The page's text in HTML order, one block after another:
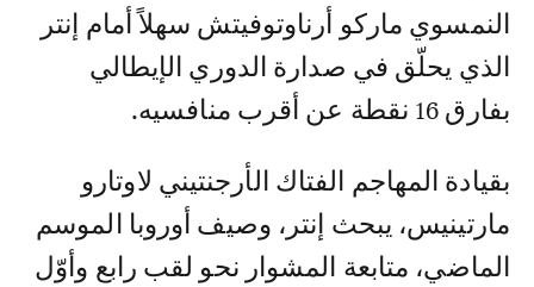
النمسوي ماركو أرناوتوفيتش سهلاً أمام إنتر
الذي يحلّق في صدارة الدوري الإيطالي
بفارق 16 نقطة عن أقرب منافسيه.
بقيادة المهاجم الفتاك الأرجنتيني لاوتارو
مارتينيس، يبحث إنتر، وصيف أوروبا الموسم
الماضي، متابعة المشوار نحو لقب رابع وأوّل